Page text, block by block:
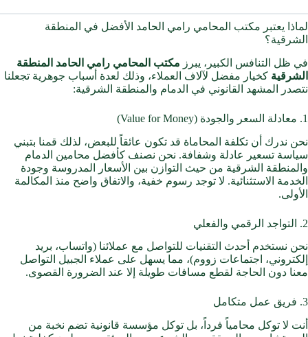
لماذا يعتبر مكتب المحامي رامي الحامد الأفضل في المنطقة
الشرقية؟
في ظل التنافس الكبير، يبرز مكتب المحامي رامي الحامد المنطقة
الشرقية كخيار مفضل لآلاف العملاء، وذلك لعدة أسباب جوهرية تجعلنا
نتصدر المشهد القانوني في الدمام والمنطقة الشرقية:
1. معادلة السعر والجودة (Value for Money)
نحن ندرك أن تكلفة المحاماة قد تكون عائقاً للبعض، لذلك قمنا بتبني
سياسة تسعير عادلة وشفافة. نحن نصنف كأفضل محامين الدمام
والمنطقة الشرقية من حيث التوازن بين الأسعار المدروسة وجودة
الخدمة الاستثنائية. لا توجد رسوم خفية، والاتفاق واضح منذ المكالمة
الأولى.
2. التواجد الرقمي والفعلي
نحن نستخدم أحدث التقنيات للتواصل مع عملائنا (واتساب، بريد
إلكتروني، اجتماعات زووم)، مما يسهل على عملاء الجبيل التواصل
معنا دون الحاجة لقطع مسافات طويلة إلا عند الضرورة القصوى.
3. فريق عمل متكامل
أنت لا توكل محامياً فرداً، بل توكل مؤسسة قانونية تضم نخبة من